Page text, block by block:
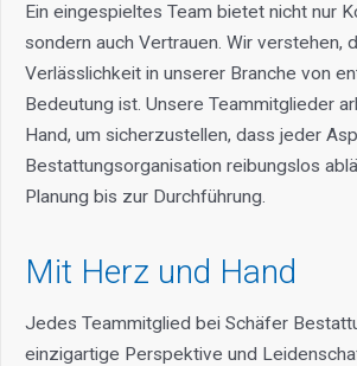
Ein eingespieltes Team bietet nicht nur
sondern auch Vertrauen. Wir verstehen,
Verlässlichkeit in unserer Branche von
Bedeutung ist. Unsere Teammitglieder
Hand, um sicherzustellen, dass jeder
Bestattungsorganisation reibungslos
Planung bis zur Durchführung.
Mit Herz und Hand
Jedes Teammitglied bei Schäfer
einzigartige Perspektive und